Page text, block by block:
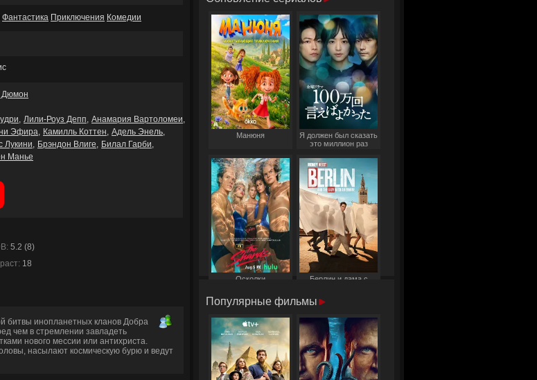
Фантастика Приключения Комедии
Дюмон
Лили-Роуз Депп Анамария Вартоломеи
Эфира
Камилль Коттен Адель Энель
Лукини
Брэндон Влиге
Билал Гарби
Манье
5.2 (8)
18
битвы инопланетных кланов Добра
чем в стремлении завладеть
нового мессии или антихриста.
насылают космическую бурю и ведут
Манюня
Я должен был сказать
это миллион раз
Осколки
Берлин и дама с
Популярные фильмы